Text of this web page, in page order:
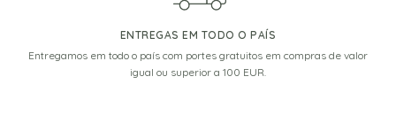
ENTREGAS EM TODO O PAÍS
Entregamos em todo o país com portes gratuitos em compras de valor
igual ou superior a 100 EUR.